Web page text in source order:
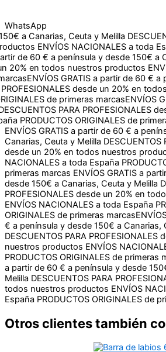
WhatsApp
Canarias, Ceuta y Melilla
ENVÍOS NACIONALES a toda
60 € a península y desde 150€ a
todos nuestros productosENVÍOS
a partir de 60 € a península y
un 20% en todos nuestros productos
ENVÍOS GRATIS a partir de 60 € a
desde un 20% en todos nuestros
primeras marcas
ENVÍOS GRATIS a partir de 60 € a
Canarias, Ceuta y Melilla DESCUENTOS
desde un 20% en todos nuestros
NACIONALES a toda España
primeras marcas ENVÍOS GRATIS a
desde 150€ a Canarias, Ceuta y Melilla
PROFESIONALES desde un 20% en
ENVÍOS NACIONALES a toda España
ORIGINALES de primeras marcas
€ a península y desde 150€ a Canarias,
DESCUENTOS PARA
nuestros productos ENVÍOS
PRODUCTOS ORIGINALES de primeras
a partir de 60 € a península y desde
Melilla DESCUENTOS PARA
todos nuestros productos ENVÍOS
España PRODUCTOS ORIGINALES de
Otros clientes también